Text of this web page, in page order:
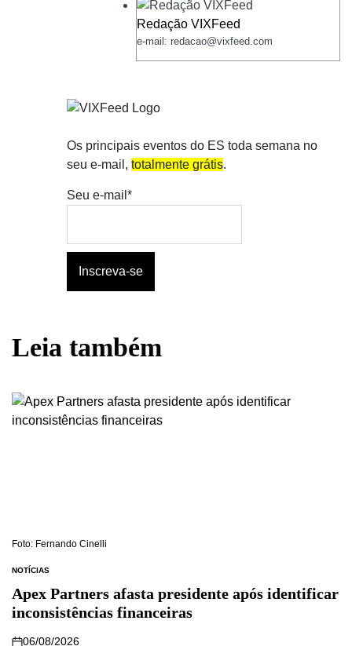
Redação VIXFeed
e-mail: redacao@vixfeed.com
Os principais eventos do ES toda semana no
seu e-mail, totalmente grátis.
Seu e-mail*
Leia também
Foto: Fernando Cinelli
NOTÍCIAS
Apex Partners afasta presidente após identificar
inconsistências financeiras
06/08/2026